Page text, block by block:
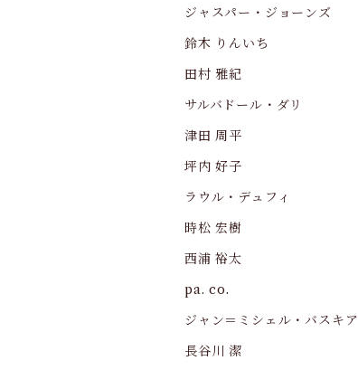
ジャスパー・ジョーンズ
鈴木 りんいち
田村 雅紀
サルバドール・ダリ
津田 周平
坪内 好子
ラウル・デュフィ
時松 宏樹
西浦 裕太
pa. co.
ジャン＝ミシェル・バスキア
長谷川 潔